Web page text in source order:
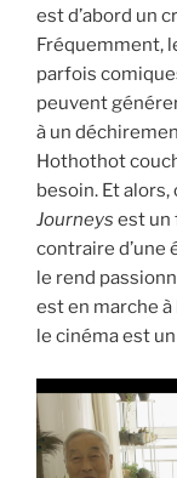
est d’abord un
Fréquemment,
parfois
peuvent
à un
Hothothot
besoin. Et
Journeys est un
contraire d’une
le rend
est en marche
le cinéma est